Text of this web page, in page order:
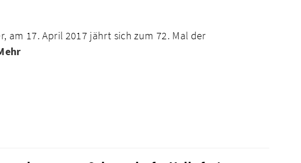
am 17. April 2017 jährt sich zum 72. Mal der